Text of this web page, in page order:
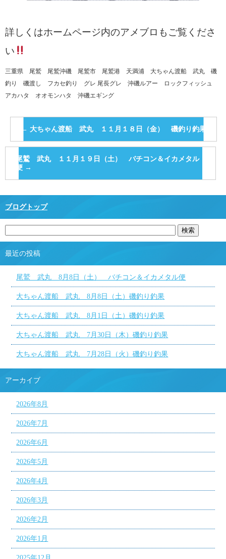
詳しくはホームページ内のアメブロもご覧くださ
い
三重県 尾鷲 尾鷲沖磯 尾鷲市 尾鷲港 天満浦 大ちゃん渡船 武丸 磯
釣り 磯渡し フカセ釣り グレ 尾長グレ 沖磯ルアー ロックフィッシュ
アカハタ オオモンハタ 沖磯エギング
← 大ちゃん渡船 武丸 １１月１８日（金） 磯釣り釣果
尾鷲 武丸 １１月１９日（土） バチコン＆イカメタル
便 →
ブログトップ
最近の投稿
尾鷲 武丸 8月8日（土） バチコン＆イカメタル便
大ちゃん渡船 武丸 8月8日（土）磯釣り釣果
大ちゃん渡船 武丸 8月1日（土）磯釣り釣果
大ちゃん渡船 武丸 7月30日（木）磯釣り釣果
大ちゃん渡船 武丸 7月28日（火）磯釣り釣果
アーカイブ
2026年8月
2026年7月
2026年6月
2026年5月
2026年4月
2026年3月
2026年2月
2026年1月